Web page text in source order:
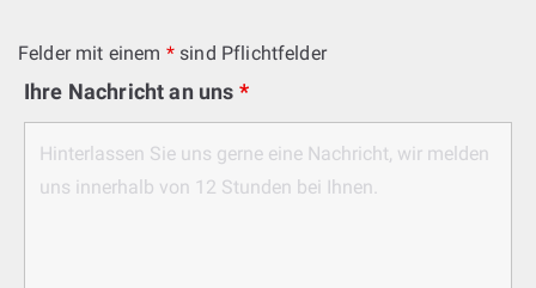
Felder mit einem *sind Pflichtfelder
Ihre Nachricht an uns *